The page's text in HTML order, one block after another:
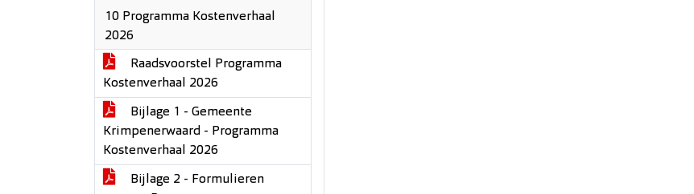
10 Programma Kostenverhaal
2026
Raadsvoorstel Programma
Kostenverhaal 2026
Bijlage 1 - Gemeente
Krimpenerwaard - Programma
Kostenverhaal 2026
Bijlage 2 - Formulieren